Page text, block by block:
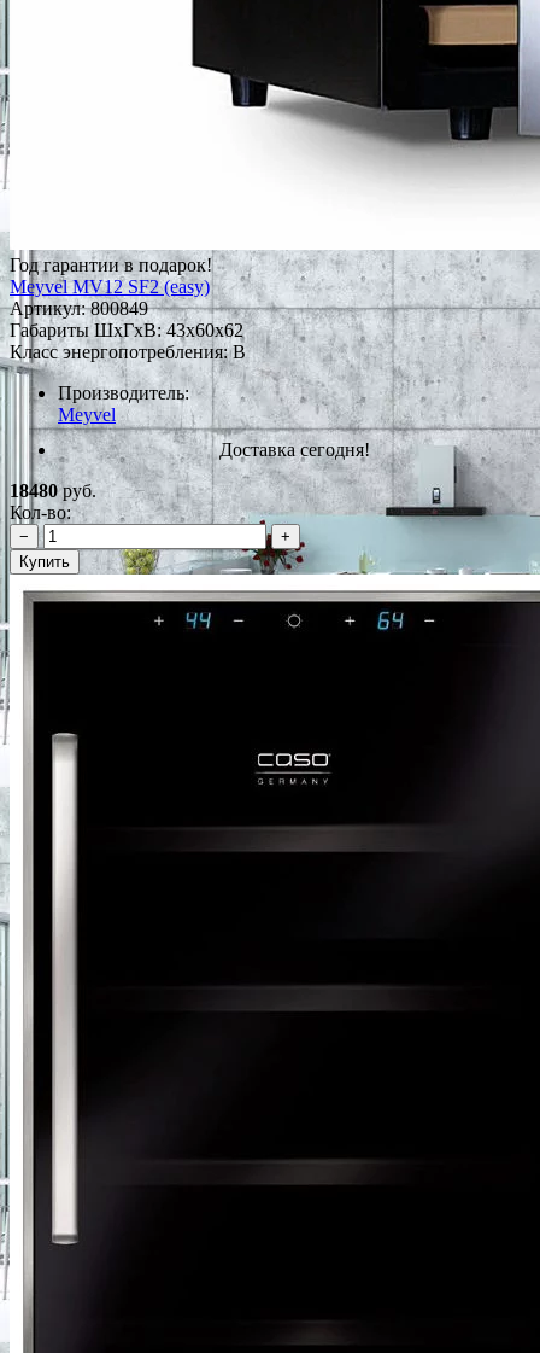
Год гарантии в подарок!
Meyvel MV12 SF2 (easy)
Артикул:800849
Габариты ШxГxВ: 43x60x62
Класс энергопотребления: B
Производитель:
Meyvel
Доставка сегодня!
18480руб.
Кол-во:
−
+
Купить